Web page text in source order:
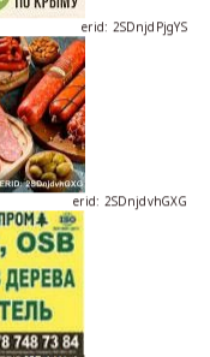
erid: 2SDnjdvhGXG